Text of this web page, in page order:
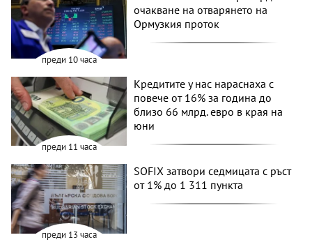
преди 10 часа
очакване на отварянето на
Ормузкия проток
преди 11 часа
Кредитите у нас нараснаха с
повече от 16% за година до
близо 66 млрд. евро в края на
юни
преди 13 часа
SOFIX затвори седмицата с ръст
от 1% до 1 311 пункта